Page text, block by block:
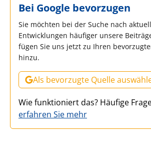
Bei Google bevorzugen
Sie möchten bei der Suche nach
Entwicklungen häufiger unsere
fügen Sie uns jetzt zu Ihren
hinzu.
Als bevorzugte Quelle
Wie funktioniert das? Häufige
erfahren Sie mehr